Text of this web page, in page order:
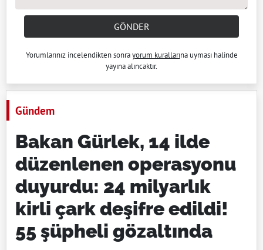
GÖNDER
Yorumlarınız incelendikten sonrayorum kurallarına uyması halinde
yayına alıncaktır.
Gündem
Bakan Gürlek, 14 ilde
düzenlenen operasyonu
duyurdu: 24 milyarlık
kirli çark deşifre edildi!
55 şüpheli gözaltında